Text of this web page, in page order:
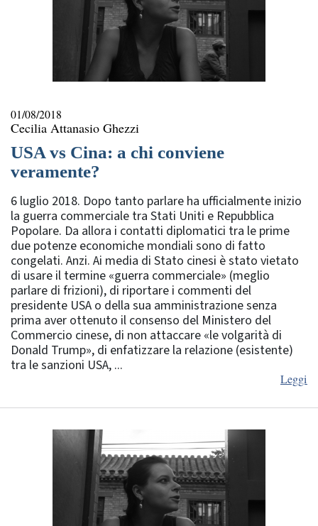
01/08/2018
Cecilia Attanasio Ghezzi
USA vs Cina: a chi conviene
veramente?
6 luglio 2018. Dopo tanto parlare ha ufficialmente inizio
la guerra commerciale tra Stati Uniti e Repubblica
Popolare. Da allora i contatti diplomatici tra le prime
due potenze economiche mondiali sono di fatto
congelati. Anzi. Ai media di Stato cinesi è stato vietato
di usare il termine «guerra commerciale» (meglio
parlare di frizioni), di riportare i commenti del
presidente USA o della sua amministrazione senza
prima aver ottenuto il consenso del Ministero del
Commercio cinese, di non attaccare «le volgarità di
Donald Trump», di enfatizzare la relazione (esistente)
tra le sanzioni USA, ...
Leggi